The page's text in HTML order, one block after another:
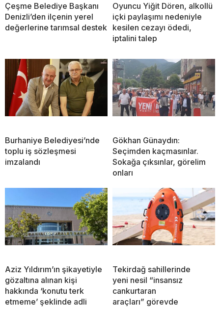
Çeşme Belediye Başkanı
Denizli’den ilçenin yerel
değerlerine tarımsal destek
Oyuncu Yiğit Dören, alkollü
içki paylaşımı nedeniyle
kesilen cezayı ödedi,
iptalini talep
Burhaniye Belediyesi’nde
toplu iş sözleşmesi
imzalandı
Gökhan Günaydın:
Seçimden kaçmasınlar.
Sokağa çıksınlar, görelim
onları
Aziz Yıldırım’ın şikayetiyle
gözaltına alınan kişi
hakkında ‘konutu terk
etmeme’ şeklinde adli
Tekirdağ sahillerinde
yeni nesil “insansız
cankurtaran
araçları” görevde